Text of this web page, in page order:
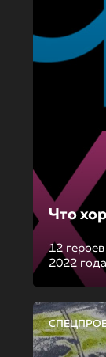
Что
12
2022 года